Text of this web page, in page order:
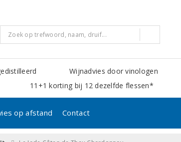
Wijnadvies door vinologen
11+1 korting bij 12 dezelfde flessen*
op afstand Contact